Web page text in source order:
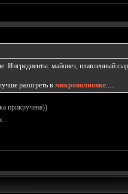
Ингредиенты: майонез, плавленный
разогреть в микроволновке.....
прикручена))